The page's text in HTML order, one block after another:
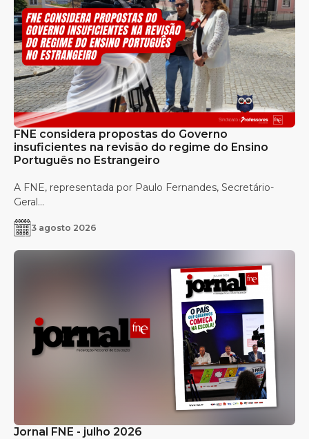
FNE considera propostas do Governo
insuficientes na revisão do regime do Ensino
Português no Estrangeiro
A FNE, representada por Paulo Fernandes, Secretário-
Geral...
3 agosto 2026
Jornal FNE - julho 2026